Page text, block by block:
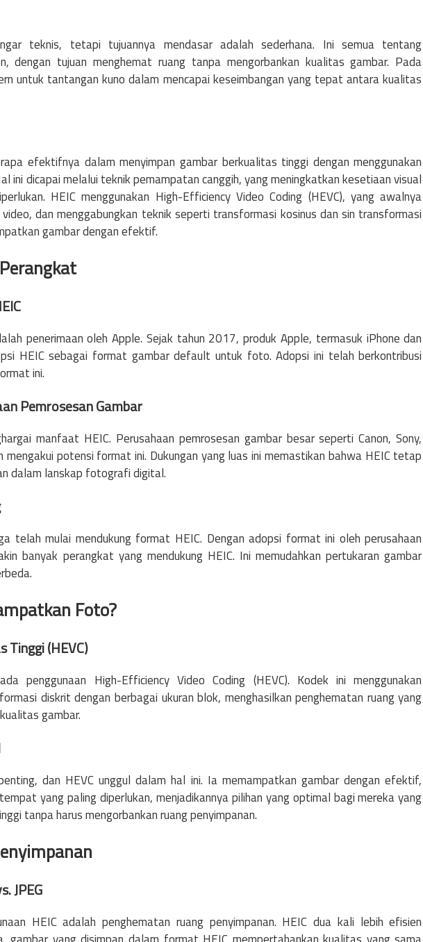
teknis, tetapi tujuannya mendasar adalah sederhana. Ini semua tentang
dengan tujuan menghemat ruang tanpa mengorbankan kualitas gambar. Pada
untuk tantangan kuno dalam mencapai keseimbangan yang tepat antara kualitas
efektifnya dalam menyimpan gambar berkualitas tinggi dengan menggunakan
ini dicapai melalui teknik pemampatan canggih, yang meningkatkan kesetiaan visual
HEIC menggunakan High-Efficiency Video Coding (HEVC), yang awalnya
dan menggabungkan teknik seperti transformasi kosinus dan sin transformasi
gambar dengan efektif.
penerimaan oleh Apple. Sejak tahun 2017, produk Apple, termasuk iPhone dan
HEIC sebagai format gambar default untuk foto. Adopsi ini telah berkontribusi
ini.
Pemrosesan Gambar
manfaat HEIC. Perusahaan pemrosesan gambar besar seperti Canon, Sony,
mengakui potensi format ini. Dukungan yang luas ini memastikan bahwa HEIC tetap
dalam lanskap fotografi digital.
telah mulai mendukung format HEIC. Dengan adopsi format ini oleh perusahaan
banyak perangkat yang mendukung HEIC. Ini memudahkan pertukaran gambar
Foto?
Tinggi (HEVC)
penggunaan High-Efficiency Video Coding (HEVC). Kodek ini menggunakan
diskrit dengan berbagai ukuran blok, menghasilkan penghematan ruang yang
gambar.
dan HEVC unggul dalam hal ini. Ia memampatkan gambar dengan efektif,
yang paling diperlukan, menjadikannya pilihan yang optimal bagi mereka yang
tanpa harus mengorbankan ruang penyimpanan.
JPEG
HEIC adalah penghematan ruang penyimpanan. HEIC dua kali lebih efisien